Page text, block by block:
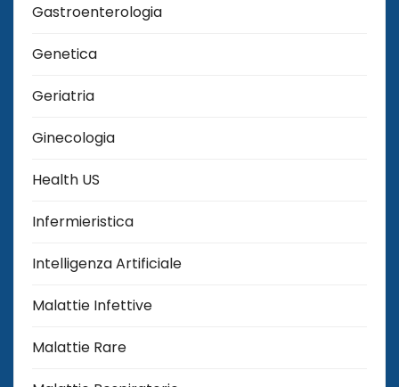
Gastroenterologia
Genetica
Geriatria
Ginecologia
Health US
Infermieristica
Intelligenza Artificiale
Malattie Infettive
Malattie Rare